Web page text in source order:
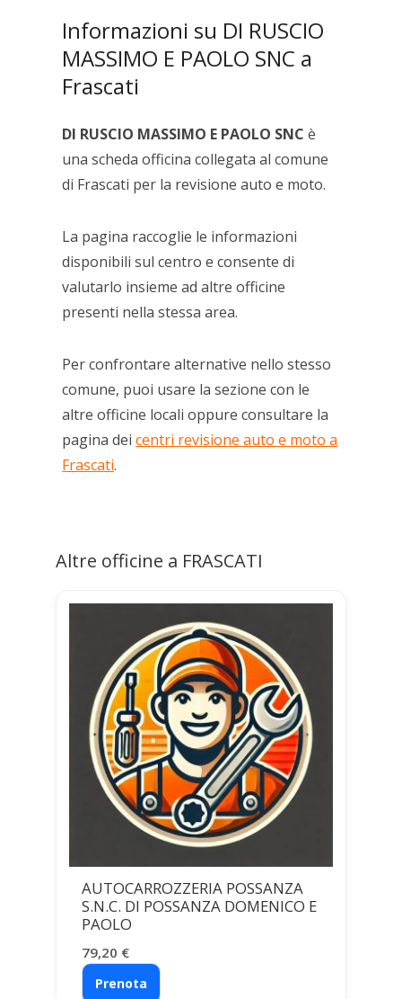
Informazioni su DI RUSCIO
MASSIMO E PAOLO SNC a
Frascati
DI RUSCIO MASSIMO E PAOLO SNC è
una scheda officina collegata al comune
di Frascati per la revisione auto e moto.
La pagina raccoglie le informazioni
disponibili sul centro e consente di
valutarlo insieme ad altre officine
presenti nella stessa area.
Per confrontare alternative nello stesso
comune, puoi usare la sezione con le
altre officine locali oppure consultare la
pagina deicentri revisione auto e moto a
Frascati.
Altre officine a FRASCATI
AUTOCARROZZERIA POSSANZA
S.N.C. DI POSSANZA DOMENICO E
PAOLO
79,20 €
Prenota